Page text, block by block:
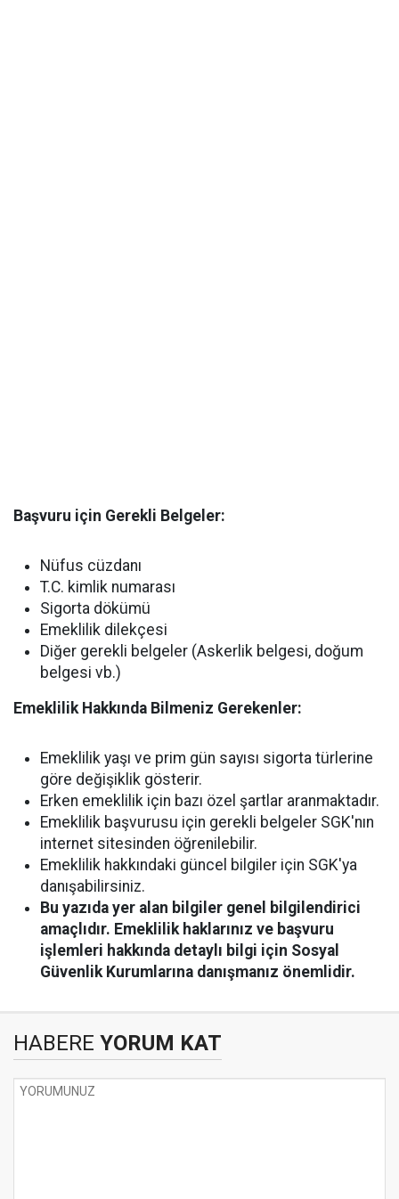
Başvuru için Gerekli Belgeler:
Nüfus cüzdanı
T.C. kimlik numarası
Sigorta dökümü
Emeklilik dilekçesi
Diğer gerekli belgeler (Askerlik belgesi, doğum
belgesi vb.)
Emeklilik Hakkında Bilmeniz Gerekenler:
Emeklilik yaşı ve prim gün sayısı sigorta türlerine
göre değişiklik gösterir.
Erken emeklilik için bazı özel şartlar aranmaktadır.
Emeklilik başvurusu için gerekli belgeler SGK'nın
internet sitesinden öğrenilebilir.
Emeklilik hakkındaki güncel bilgiler için SGK'ya
danışabilirsiniz.
Bu yazıda yer alan bilgiler genel bilgilendirici
amaçlıdır. Emeklilik haklarınız ve başvuru
işlemleri hakkında detaylı bilgi için Sosyal
Güvenlik Kurumlarına danışmanız önemlidir.
HABERE YORUM KAT